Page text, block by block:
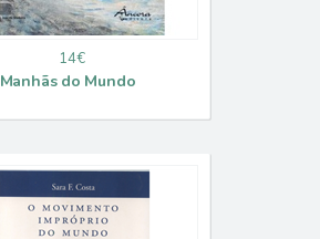
14€
Manhãs do Mundo